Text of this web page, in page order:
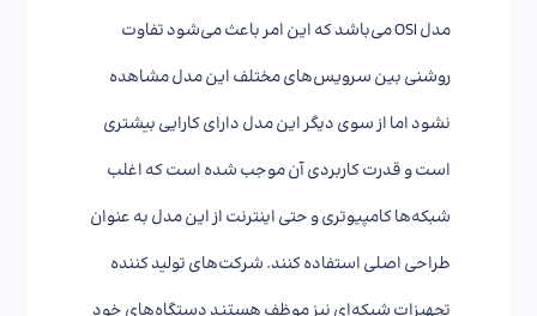
مدل OSI می‌باشد که این امر باعث می‌شود تفاوت
روشنی بین سرویس‌های مختلف این مدل مشاهده
نشود اما از سوی دیگر این مدل دارای کارایی بیشتری
است و قدرت کاربردی آن موجب شده است که اغلب
شبکه‌ها کامپیوتری و حتی اینترنت از این مدل به عنوان
طراحی اصلی استفاده کنند. شرکت‌های تولید کننده